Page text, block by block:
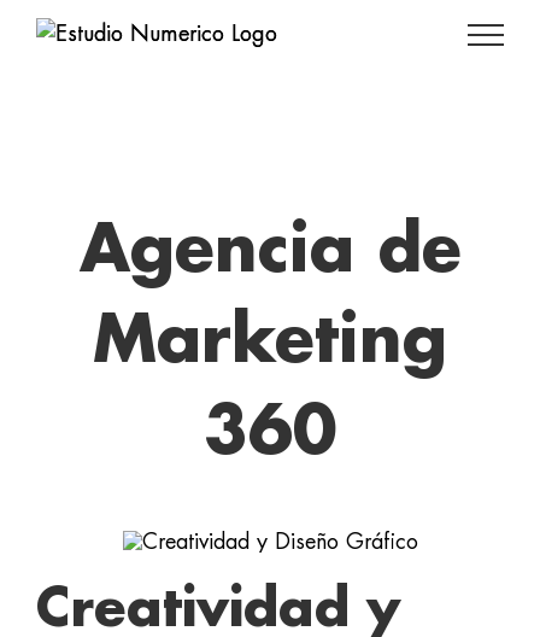
Saltar
Agencia de
Marketing
360
Creatividad y